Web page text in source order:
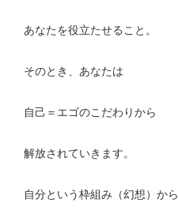
あなたを役立たせること。
そのとき、あなたは
自己＝エゴのこだわりから
解放されていきます。
自分という枠組み（幻想）から